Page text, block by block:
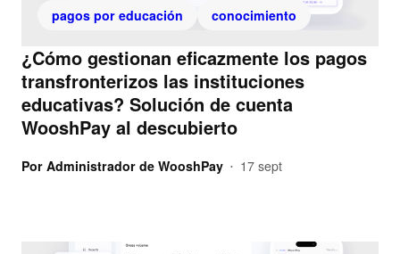
pagos por educación conocimiento
¿Cómo gestionan eficazmente los pagos
transfronterizos las instituciones
educativas? Solución de cuenta
WooshPay al descubierto
Por Administrador de WooshPay • 17 sept